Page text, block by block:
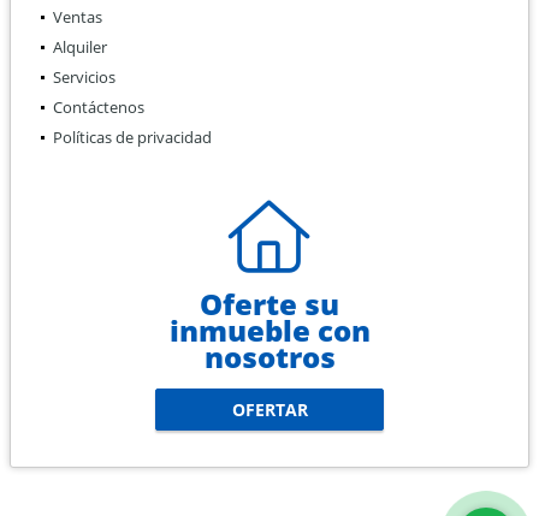
Ventas
Alquiler
Servicios
Contáctenos
Políticas de privacidad
Oferte su
inmueble con
nosotros
OFERTAR